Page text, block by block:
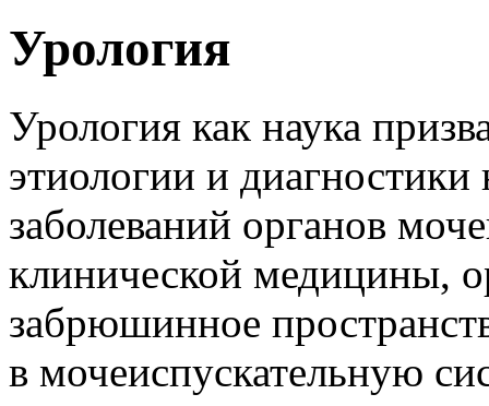
Урология
Урология как наука
этиологии и
заболеваний органов
клинической медицины,
забрюшинное
в мочеиспускательную